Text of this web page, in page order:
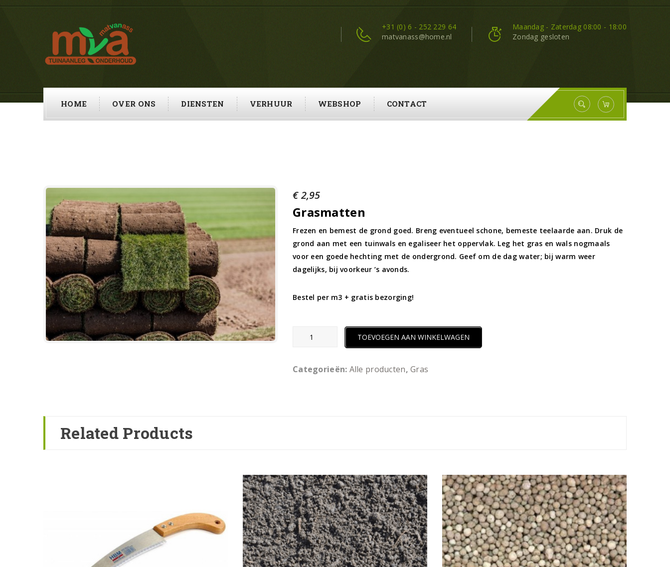
+31 (0) 6 - 252 229 64
matvanass@home.nl
Maandag - Zaterdag 08:00 - 18:00
Zondag gesloten
HOME OVER ONS DIENSTEN VERHUUR WEBSHOP CONTACT
€2,95
Grasmatten
Frezen en bemest de grond goed. Breng eventueel schone, bemeste teelaarde aan. Druk de
grond aan met een tuinwals en egaliseer het oppervlak. Leg het gras en wals nogmaals
voor een goede hechting met de ondergrond. Geef om de dag water; bij warm weer
dagelijks, bij voorkeur ’s avonds.
Bestel per m3 + gratis bezorging!
TOEVOEGEN AAN WINKELWAGEN
Categorieën: Alle producten,Gras
Related Products